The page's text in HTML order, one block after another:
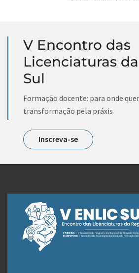
V Encontro das
Licenciaturas
Sul
Formação docente: para onde
transformação pela práxis
Inscreva-se